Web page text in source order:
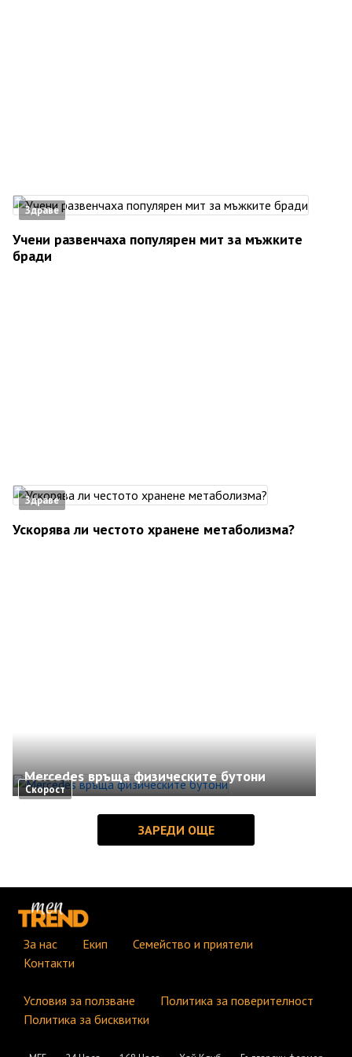
Здраве
Учени развенчаха популярен мит за мъжките
бради
Здраве
Ускорява ли честото хранене метаболизма?
Скорост
Mercedes връща физическите бутони
За нас Екип
Семейство и приятели
Контакти
Условия за ползване
Политика за поверителност
Политика за бисквитки